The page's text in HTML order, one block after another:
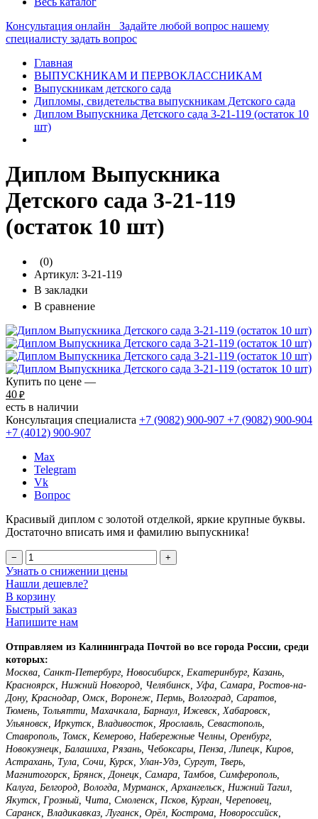
Консультация онлайн
Задайте любой вопрос нашему
специалисту задать вопрос
Главная
ВЫПУСКНИКАМ И ПЕРВОКЛАССНИКАМ
Выпускникам детского сада
Дипломы, свидетельства выпускникам Детского сада
Диплом Выпускника Детского сада 3-21-119 (остаток 10
шт)
Диплом Выпускника
Детского сада 3-21-119
(остаток 10 шт)
(0)
Артикул: 3-21-119
В закладки
В сравнение
Купить по цене —
40 ₽
есть в наличии
Консультация специалиста +7 (9082) 900-907 +7 (9082) 900-904
+7 (4012) 900-907
Max
Telegram
Vk
Вопрос
Красивый диплом с золотой отделкой, яркие крупные буквы.
Достаточно вписать имя и фамилию выпускника!
− +
Узнать о снижении цены
Нашли дешевле?
В корзину
Быстрый заказ
Напишите нам
Отправляем из Калининграда Почтой во все города России, среди
которых:
Москва, Санкт-Петербург, Новосибирск, Екатеринбург, Казань,
Красноярск, Нижний Новгород, Челябинск, Уфа, Самара, Ростов-на-
Дону, Краснодар, Омск, Воронеж, Пермь, Волгоград, Саратов,
Тюмень, Тольятти, Махачкала, Барнаул, Ижевск, Хабаровск,
Ульяновск, Иркутск, Владивосток, Ярославль, Севастополь,
Ставрополь, Томск, Кемерово, Набережные Челны, Оренбург,
Новокузнецк, Балашиха, Рязань, Чебоксары, Пенза, Липецк, Киров,
Астрахань, Тула, Сочи, Курск, Улан-Удэ, Сургут, Тверь,
Магнитогорск, Брянск, Донецк, Самара, Тамбов, Симферополь,
Калуга, Белгород, Вологда, Мурманск, Архангельск, Нижний Тагил,
Якутск, Грозный, Чита, Смоленск, Псков, Курган, Череповец,
Саранск, Владикавказ, Луганск, Орёл, Кострома, Новороссийск,